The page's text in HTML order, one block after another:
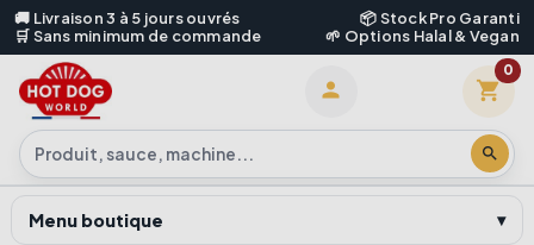
🚚 Livraison 3 à 5 jours ouvrés
📦 Stock Pro Garanti
🛒 Sans minimum de commande
🌱 Options Halal & Vegan

search
shopping_cart
0
Menu boutique